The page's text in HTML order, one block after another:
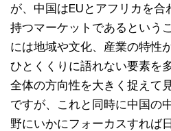
が、中国はEUとアフリカを
持つマーケットであるという
には地域や文化、産業の特性
ひとくくりに語れない要素を
全体の方向性を大きく捉えて
ですが、これと同時に中国の
野にいかにフォーカスすれば